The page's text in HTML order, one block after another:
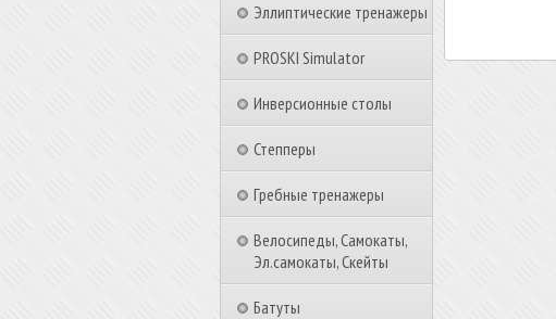
Эллиптические тренажеры
PROSKI Simulator
Инверсионные столы
Степперы
Гребные тренажеры
Велосипеды, Самокаты,
Эл.самокаты, Скейты
Батуты